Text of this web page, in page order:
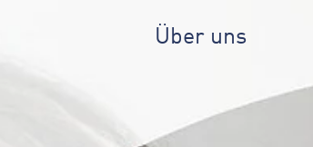
Über uns